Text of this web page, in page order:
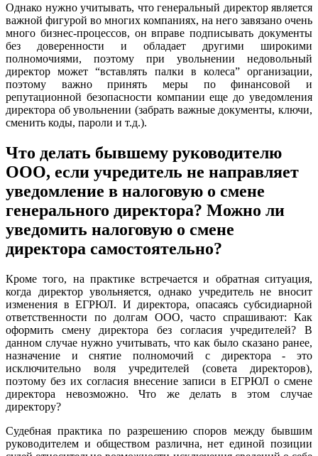
Однако нужно учитывать, что генеральный директор является
важной фигурой во многих компаниях, на него завязано очень
много бизнес-процессов, он вправе подписывать документы
без доверенности и обладает другими широкими
полномочиями, поэтому при увольнении недовольный
директор может “вставлять палки в колеса” организации,
поэтому важно принять меры по финансовой и
репутационной безопасности компании еще до уведомления
директора об увольнении (забрать важные документы, ключи,
сменить коды, пароли и т.д.).
Что делать бывшему руководителю
ООО, если учредитель не направляет
уведомление в налоговую о смене
генерального директора? Можно ли
уведомить налоговую о смене
директора самостоятельно?
Кроме того, на практике встречается и обратная ситуация,
когда директор увольняется, однако учредитель не вносит
изменения в ЕГРЮЛ. И директора, опасаясь субсидиарной
ответственности по долгам ООО, часто спрашивают: Как
оформить смену директора без согласия учредителей? В
данном случае нужно учитывать, что как было сказано ранее,
назначение и снятие полномочий с директора - это
исключительно воля учредителей (совета директоров),
поэтому без их согласия внесение записи в ЕГРЮЛ о смене
директора невозможно. Что же делать в этом случае
директору?
Судебная практика по разрешению споров между бывшим
руководителем и обществом различна, нет единой позиции